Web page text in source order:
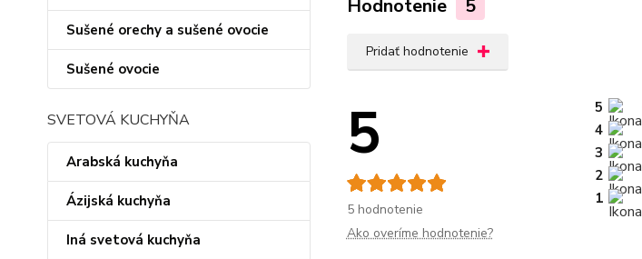
Sušené orechy a sušené ovocie
Sušené ovocie
SVETOVÁ KUCHYŇA
Arabská kuchyňa
Ázijská kuchyňa
Iná svetová kuchyňa
Hodnotenie 5
Pridať hodnotenie
5
5 hodnotenie
5
4
3
2
1
Ako overíme hodnotenie?